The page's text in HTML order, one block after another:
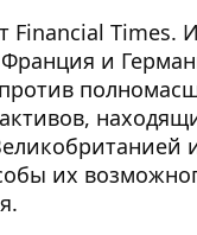
Financial Times.
и
,
их